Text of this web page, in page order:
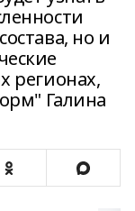
но и
регионах,
Галина